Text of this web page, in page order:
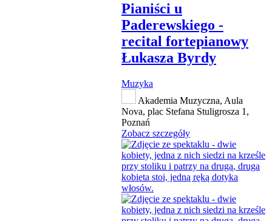
Pianiści u
Paderewskiego -
recital fortepianowy
Łukasza Byrdy
Muzyka
Akademia Muzyczna, Aula
Nova, plac Stefana Stuligrosza 1,
Poznań
Zobacz szczegóły